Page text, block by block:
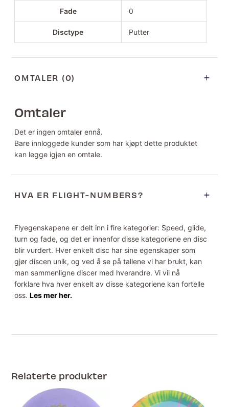
Fade 0
Disctype Putter
OMTALER (0)
Omtaler
Det er ingen omtaler ennå.
Bare innloggede kunder som har kjøpt dette produktet
kan legge igjen en omtale.
HVA ER FLIGHT-NUMBERS?
Flyegenskapene er delt inn i fire kategorier: Speed, glide,
turn og fade, og det er innenfor disse kategoriene en disc
blir vurdert. Hver enkelt disc har sine egenskaper som
gjør discen unik, og ved å se på tallene vi har brukt, kan
man sammenligne discer med hverandre. Vi vil nå
forklare hva hver enkelt av disse kategoriene kan fortelle
oss.Les mer her.
Relaterte produkter